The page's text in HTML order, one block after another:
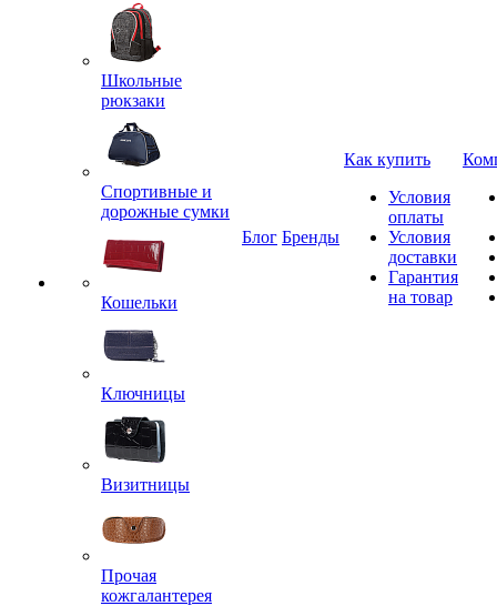
Школьные
рюкзаки
Спортивные и
дорожные сумки
Кошельки
Ключницы
Визитницы
Прочая
кожгалантерея
Блог Бренды
Как купить
Условия
оплаты
Условия
доставки
Гарантия
на товар